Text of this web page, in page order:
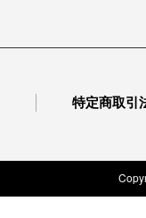
特定商取引